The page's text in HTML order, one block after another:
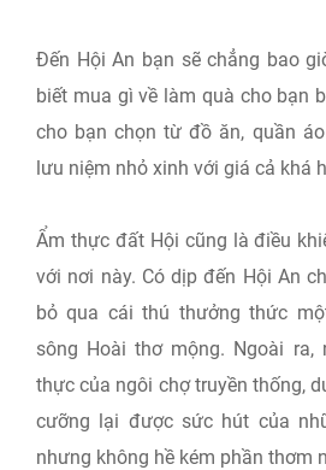
Đến Hội An bạn sẽ chẳng bao
biết mua gì về làm quà cho bạn
cho bạn chọn từ đồ ăn, quần
lưu niệm nhỏ xinh với giá cả khá
Ẩm thực đất Hội cũng là điều
với nơi này. Có dịp đến Hội An
bỏ qua cái thú thưởng thức
sông Hoài thơ mộng. Ngoài ra,
thực của ngôi chợ truyền thống,
cưỡng lại được sức hút của
nhưng không hề kém phần thơm